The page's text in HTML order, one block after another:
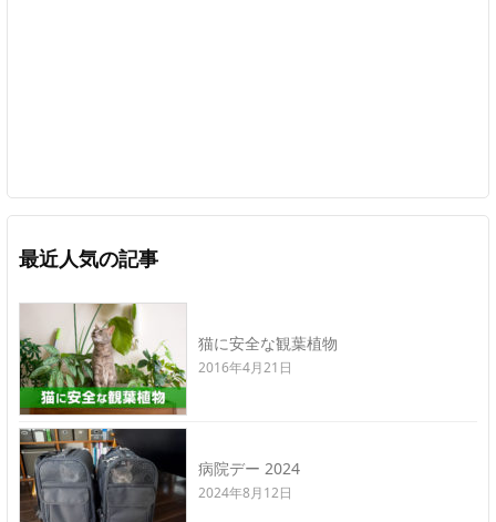
最近人気の記事
猫に安全な観葉植物
2016年4月21日
病院デー 2024
2024年8月12日